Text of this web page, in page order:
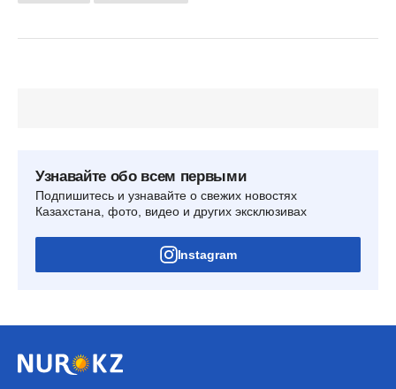
Узнавайте обо всем первыми
Подпишитесь и узнавайте о свежих новостях
Казахстана, фото, видео и других эксклюзивах
Instagram